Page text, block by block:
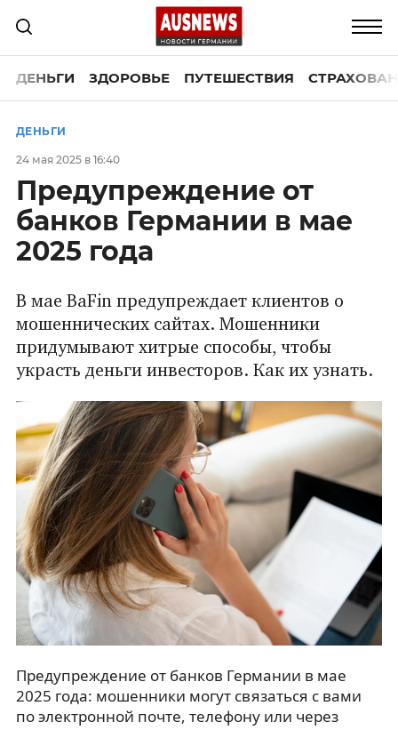
ДЕНЬГИ ЗДОРОВЬЕ ПУТЕШЕСТВИЯ
ДЕНЬГИ
24 мая 2025 в 16:40
Предупреждение от
банков Германии в мае
2025 года
В мае BaFin предупреждает клиентов о
мошеннических сайтах. Мошенники
придумывают хитрые способы, чтобы
украсть деньги инвесторов. Как их узнать.
Предупреждение от банков Германии в мае
2025 года: мошенники могут связаться с вами
по электронной почте, телефону или через